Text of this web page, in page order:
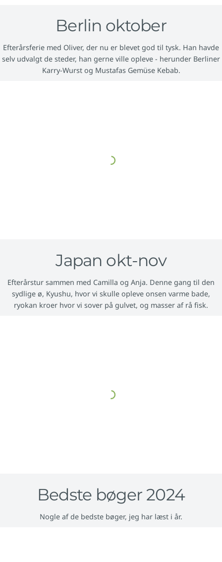
Berlin oktober
Efterårsferie med Oliver, der nu er blevet god til tysk. Han havde
selv udvalgt de steder, han gerne ville opleve - herunder Berliner
Karry-Wurst og Mustafas Gemüse Kebab.
Japan okt-nov
Efterårstur sammen med Camilla og Anja. Denne gang til den
sydlige ø, Kyushu, hvor vi skulle opleve onsen varme bade,
ryokan kroer hvor vi sover på gulvet, og masser af rå fisk.
Bedste bøger 2024
Nogle af de bedste bøger, jeg har læst i år.